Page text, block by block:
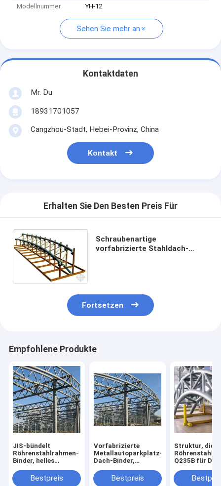
Modellnummer
YH-12
Sehen Sie mehr an
Kontaktdaten
Mr. Du
18931701057
Cangzhou-Stadt, Hebei-Provinz, China
Kontakt
Erhalten Sie Den Besten Preis Für
Schraubenartige
vorfabrizierte Stahldach-
Fortsetzen
Empfohlene Produkte
JIS-bündelt
Röhrenstahlrahmen-
Binder, helles
4m Einheits-Länge
Bestpreis
Vorfabrizierte
Metallautoparkplatz-
Dach-Binder,
leichter
Stahlstahlbinder
Bestpreis
Struktur, die
Q235B für